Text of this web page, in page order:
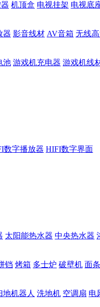
机顶盒 电视挂架 电视底
器 影音线材 AV音箱 无线
池 游戏机充电器 游戏机线
数字播放器 HIFI数字界面
太阳能热水器 中央热水器
铛 烤箱 多士炉 破壁机 面
地机器人 洗地机 空调扇 电